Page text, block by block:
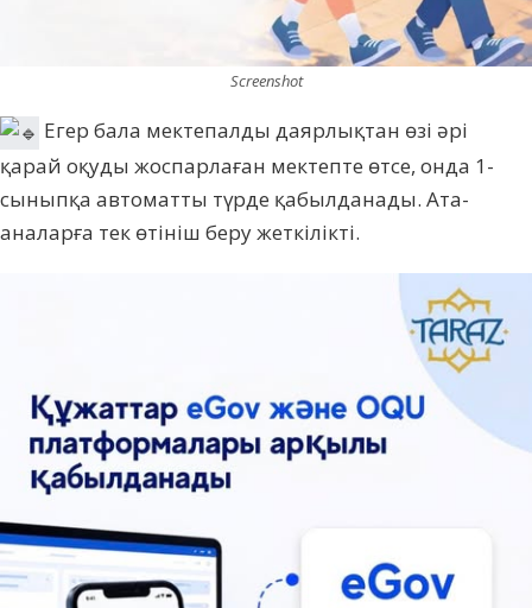
Screenshot
Егер бала мектепалды даярлықтан өзі әрі
қарай оқуды жоспарлаған мектепте өтсе, онда 1-
сыныпқа автоматты түрде қабылданады. Ата-
аналарға тек өтініш беру жеткілікті.